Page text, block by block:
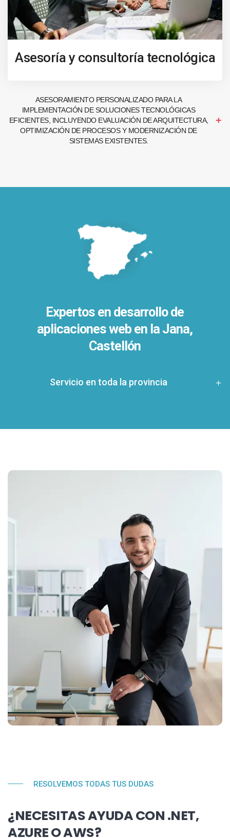
Asesoría y consultoría tecnológica
ASESORAMIENTO PERSONALIZADO PARA LA
IMPLEMENTACIÓN DE SOLUCIONES TECNOLÓGICAS
EFICIENTES, INCLUYENDO EVALUACIÓN DE ARQUITECTURA,
OPTIMIZACIÓN DE PROCESOS Y MODERNIZACIÓN DE
SISTEMAS EXISTENTES.
Expertos en desarrollo de
aplicaciones web en la Jana,
Castellón
Servicio en toda la provincia
RESOLVEMOS TODAS TUS DUDAS
¿NECESITAS AYUDA CON .NET,
AZURE O AWS?